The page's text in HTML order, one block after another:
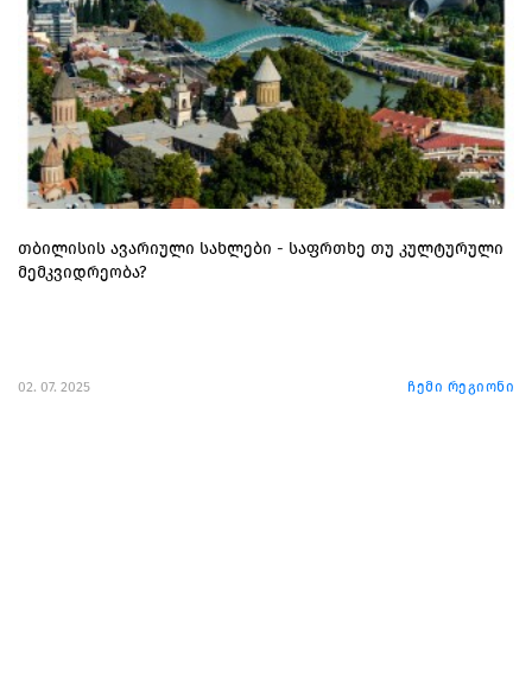
თბილისის ავარიული სახლები - საფრთხე თუ კულტურული
მემკვიდრეობა?
02. 07. 2025 ჩემი რეგიონი